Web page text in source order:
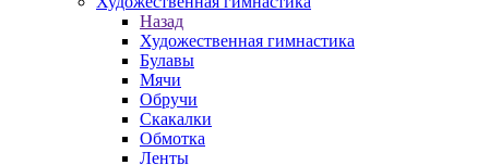
Назад
Художественная гимнастика
Булавы
Мячи
Обручи
Скакалки
Обмотка
Ленты